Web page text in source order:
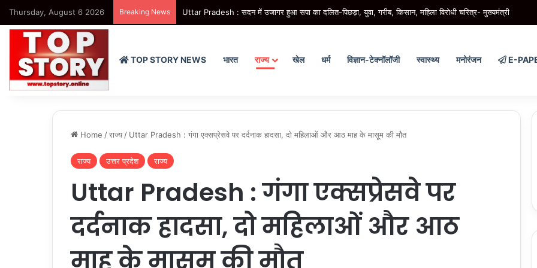
Thursday, August 6 2026 Breaking News Uttar Pradesh : सदन में उजागर हुआ सपा का दलित-पिछड़ा, युवा, गरीब, किसान, महिला विरोधी चरित्र- मुख्यमंत्री
TOP STORY NEWS भारत राज्य खेल धर्म विज्ञान-टेक्नॉलॉजी स्वास्थ्य मनोरंजन E-
Home /राज्य / Uttar Pradesh : गंगा एक्सप्रेसवे पर दर्दनाक हादसा, दो महिलाओं और आठ माह के मासूम की मौत
राज्य उत्तर प्रदेश राज्य
Uttar Pradesh : गंगा एक्सप्रेसवे पर
दर्दनाक हादसा, दो महिलाओं और आठ
माह के मासूम की मौत